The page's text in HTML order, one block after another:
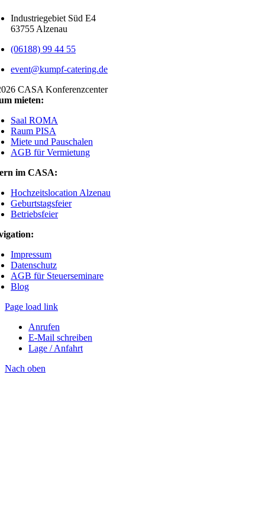
Industriegebiet Süd E4
63755 Alzenau
(06188) 99 44 55
event@kumpf-catering.de
CASA Konferenzcenter
mieten:
Saal ROMA
Raum PISA
Miete und Pauschalen
AGB für Vermietung
im CASA:
Hochzeitslocation Alzenau
Geburtstagsfeier
Betriebsfeier
Impressum
Datenschutz
AGB für Steuerseminare
Blog
Page load link
Anrufen
E-Mail schreiben
Lage / Anfahrt
Nach oben